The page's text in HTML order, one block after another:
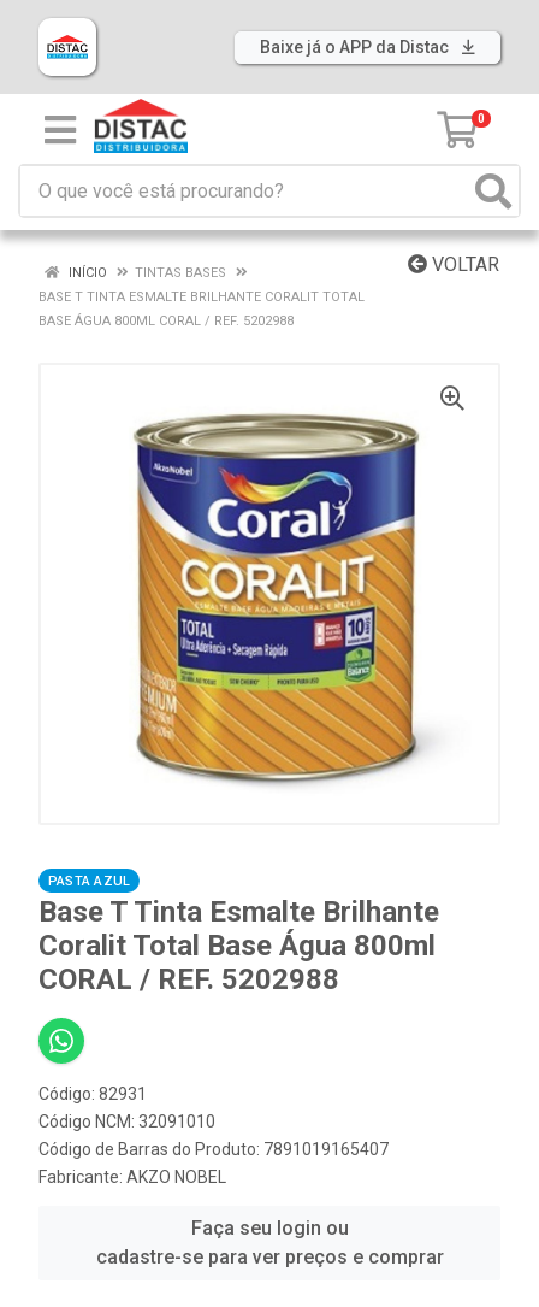
Baixe já o APP da Distac
0
VOLTAR
INÍCIO
TINTAS BASES
BASE T TINTA ESMALTE BRILHANTE CORALIT TOTAL
BASE ÁGUA 800ML CORAL / REF. 5202988
PASTA AZUL
Base T Tinta Esmalte Brilhante
Coralit Total Base Água 800ml
CORAL / REF. 5202988
Código: 82931
Código NCM: 32091010
Código de Barras do Produto: 7891019165407
Fabricante: AKZO NOBEL
Faça seu login ou
cadastre-se para ver preços e comprar